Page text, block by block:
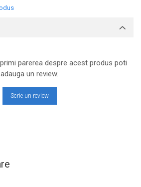
parerea despre acest produs poti
adauga un review.
Scrie un review